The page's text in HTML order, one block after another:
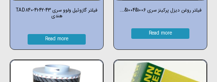
فیلتر روغن دیزل پرکینز سری 1006&1004&….
Read more
فیلتر گازوئیل ولوو سری TAD840-41-42-43
هندی
Read more